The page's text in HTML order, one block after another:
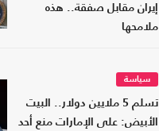
إيران مقابل صفقة.. هذه
ملامحها
سياسة
تسلم 5 ملايين دولار.. البيت
الأبيض: على الإمارات منع أحد